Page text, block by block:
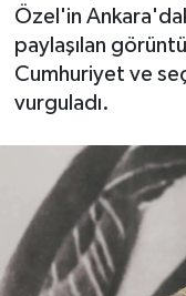
Özel'in
paylaşılan
Cumhuriyet ve
vurguladı.
Çevre - İklim
Dünya
Magazin
Politika
Tüm
Son Dakika